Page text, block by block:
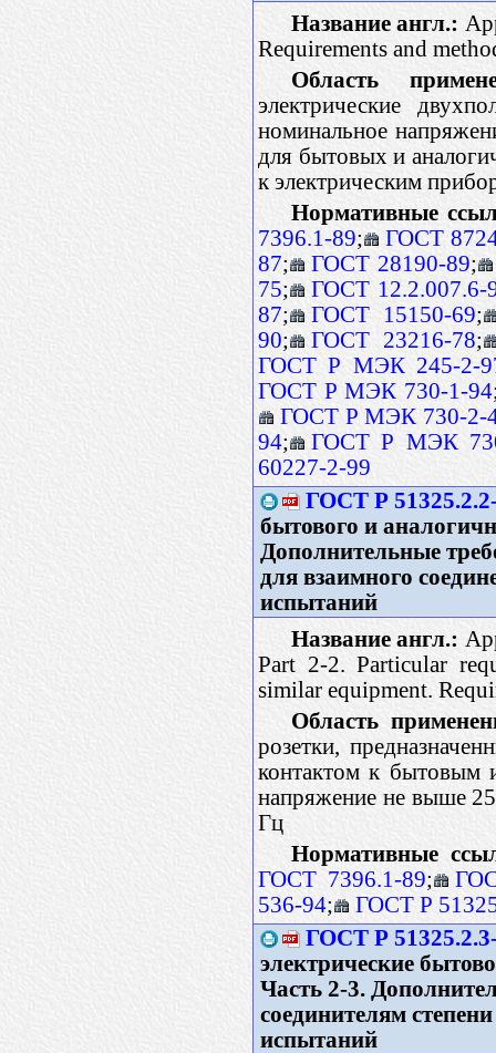
Название англ.:
Requirements and
Область
электрические
номинальное
для бытовых и
к электрическим
Нормативные
7396.1-89;
ГОСТ
87; ГОСТ 28190-89;
75;
ГОСТ 12.2.007.6-
87; ГОСТ 15150-69;
90; ГОСТ 23216-78;
ГОСТ Р МЭК 245-2-
ГОСТ Р МЭК 730-1-94
ГОСТ Р МЭК 730-2-
94;
ГОСТ Р МЭК
60227-2-99
ГОСТ Р
бытового и
Дополнительные
для взаимного
испытаний
Название англ.:
Part 2-2. Particular
similar equipment.
Область
розетки,
контактом к бытовым
напряжение не выше
Гц
Нормативные
ГОСТ 7396.1-89;
536-94;
ГОСТ Р
ГОСТ Р
электрические
Часть 2-3.
соединителям
испытаний